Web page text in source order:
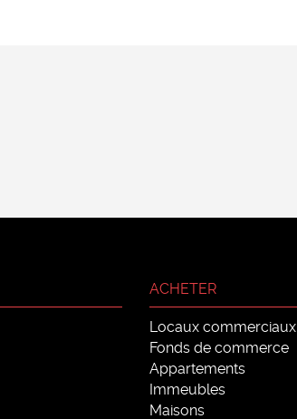
ACHETER
Locaux commerciaux
Fonds de commerce
Appartements
Immeubles
Maisons